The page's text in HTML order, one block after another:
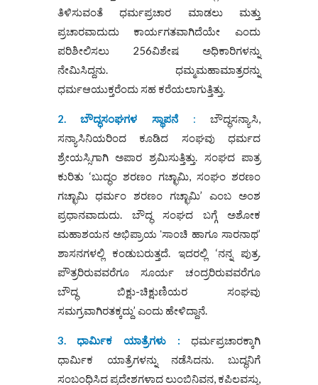
ತಿಳಿಸುವಂತೆ ಧರ್ಮಪ್ರಚಾರ ಮಾಡಲು ಮತ್ತು
ಪ್ರಚಾರವಾದುದು ಕಾರ್ಯಗತವಾಗಿದೆಯೇ ಎಂದು
ಪರಿಶೀಲಿಸಲು 256ವಿಶೇಷ ಅಧಿಕಾರಿಗಳನ್ನು
ನೇಮಿಸಿದ್ದನು. ಧಮ್ಮಮಹಾಮಾತ್ರರನ್ನು
ಧರ್ಮಆಯುಕ್ತರೆಂದು ಸಹ ಕರೆಯಲಾಗುತ್ತಿತ್ತು.
2. ಬೌದ್ಧಸಂಘಗಳ ಸ್ಥಾಪನೆ : ಬೌದ್ಧಸನ್ಯಾಸಿ,
ಸನ್ಯಾಸಿನಿಯರಿಂದ ಕೂಡಿದ ಸಂಘವು ಧರ್ಮದ
ಶ್ರೇಯಸ್ಸಿಗಾಗಿ ಅಪಾರ ಶ್ರಮಿಸುತ್ತಿತ್ತು. ಸಂಘದ ಪಾತ್ರ
ಕುರಿತು ‘ಬುದ್ಧಂ ಶರಣಂ ಗಚ್ಛಾಮಿ, ಸಂಘಂ ಶರಣಂ
ಗಚ್ಛಾಮಿ ಧರ್ಮಂ ಶರಣಂ ಗಚ್ಛಾಮಿ’ ಎಂಬ ಅಂಶ
ಪ್ರಧಾನವಾದುದು. ಬೌದ್ಧ ಸಂಘದ ಬಗ್ಗೆ ಅಶೋಕ
ಮಹಾಶಯನ ಅಭಿಪ್ರಾಯ ʻಸಾಂಚಿ ಹಾಗೂ ಸಾರನಾಥ’
ಶಾಸನಗಳಲ್ಲಿ ಕಂಡುಬರುತ್ತದೆ. ಇದರಲ್ಲಿ ‘ನನ್ನ ಪುತ್ರ.
ಪೌತ್ರರಿರುವವರೆಗೂ ಸೂರ್ಯ ಚಂದ್ರರಿರುವವರೆಗೂ
ಬೌದ್ಧ ಬಿಕ್ಷು-ಚಿಕ್ಷುಣಿಯರ ಸಂಘವು
ಸಮಗ್ರವಾಗಿರತಕ್ಕದ್ದು’ ಎಂದು ಹೇಳಿದ್ದಾನೆ.
3. ಧಾರ್ಮಿಕ ಯಾತ್ರೆಗಳು : ಧರ್ಮಪ್ರಚಾರಕ್ಕಾಗಿ
ಧಾರ್ಮಿಕ ಯಾತ್ರೆಗಳನ್ನು ನಡೆಸಿದನು. ಬುದ್ಧನಿಗೆ
ಸಂಬಂಧಿಸಿದ ಪ್ರದೇಶಗಳಾದ ಲುಂಬಿನಿವನ, ಕಪಿಲವಸ್ತು,